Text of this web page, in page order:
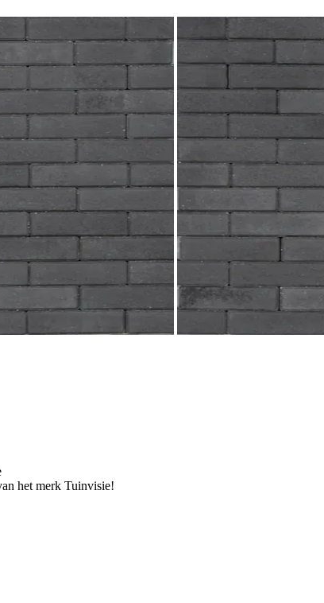
het merk Tuinvisie!